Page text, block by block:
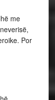
me
Por